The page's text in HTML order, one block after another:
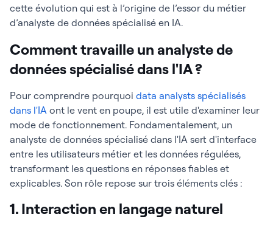
cette évolution qui est à l’origine de l’essor du métier
d’analyste de données spécialisé en IA.
Comment travaille un analyste de
données spécialisé dans l'IA ?
Pour comprendre pourquoi data analysts spécialisés
dans l'IA ont le vent en poupe, il est utile d'examiner leur
mode de fonctionnement. Fondamentalement, un
analyste de données spécialisé dans l'IA sert d'interface
entre les utilisateurs métier et les données régulées,
transformant les questions en réponses fiables et
explicables. Son rôle repose sur trois éléments clés :
1. Interaction en langage naturel